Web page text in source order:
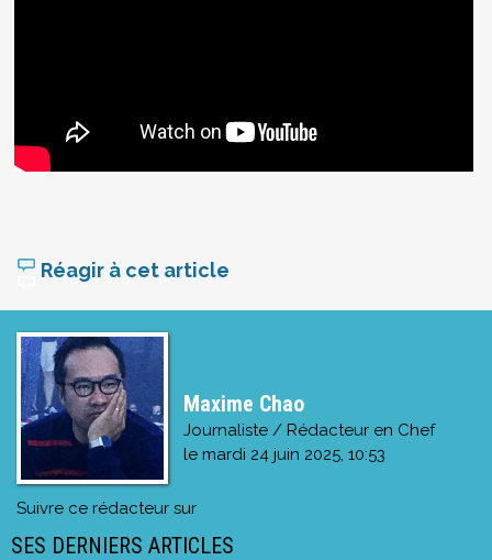
Réagir à cet article
Maxime Chao
Journaliste / Rédacteur en Chef
le mardi 24 juin 2025, 10:53
Suivre ce rédacteur sur
SES DERNIERS ARTICLES